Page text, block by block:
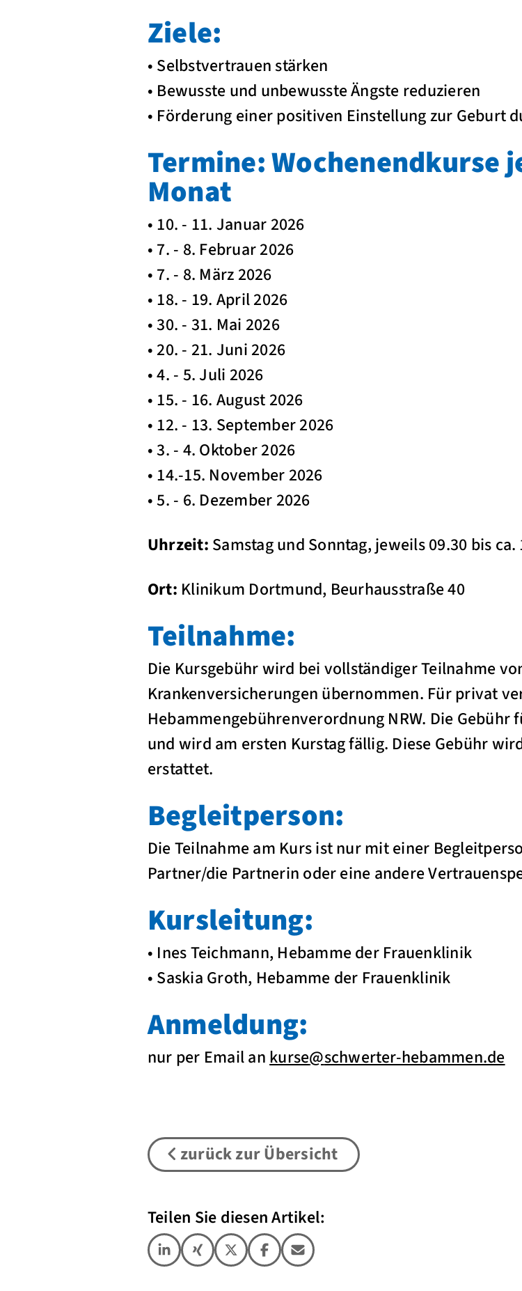
Ziele:
• Selbstvertrauen stärken
• Bewusste und unbewusste Ängste reduzieren
• Förderung einer positiven Einstellung zur Geburt
Termine: Wochenendkurse
Monat
• 10. - 11. Januar 2026
• 7. - 8. Februar 2026
• 7. - 8. März 2026
• 18. - 19. April 2026
• 30. - 31. Mai 2026
• 20. - 21. Juni 2026
• 4. - 5. Juli 2026
• 15. - 16. August 2026
• 12. - 13. September 2026
• 3. - 4. Oktober 2026
• 14.-15. November 2026
• 5. - 6. Dezember 2026
Uhrzeit: Samstag und Sonntag, jeweils 09.30 bis ca.
Ort: Klinikum Dortmund, Beurhausstraße 40
Teilnahme:
Die Kursgebühr wird bei vollständiger Teilnahme
Krankenversicherungen übernommen. Für privat
Hebammengebührenverordnung NRW. Die
und wird am ersten Kurstag fällig. Diese Gebühr
erstattet.
Begleitperson:
Die Teilnahme am Kurs ist nur mit einer
Partner/die Partnerin oder eine andere
Kursleitung:
• Ines Teichmann, Hebamme der Frauenklinik
• Saskia Groth, Hebamme der Frauenklinik
Anmeldung:
nur per Email ankurse@schwerter-hebammen.de
zurück zur Übersicht
Teilen Sie diesen Artikel: